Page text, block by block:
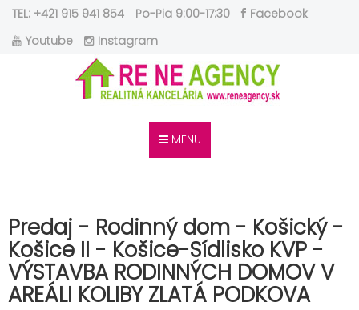
TEL: +421 915 941 854 Po-Pia 9:00-17:30
Facebook
Youtube
Instagram
MENU
Predaj - Rodinný dom - Košický -
Košice II - Košice-Sídlisko KVP -
VÝSTAVBA RODINNÝCH DOMOV V
AREÁLI KOLIBY ZLATÁ PODKOVA